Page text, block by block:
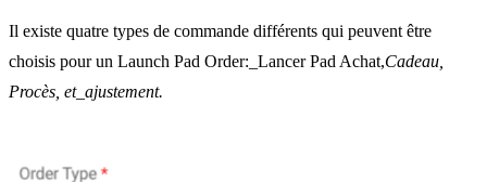
Il existe quatre types de commande différents qui peuvent être
choisis pour un Launch Pad Order:_Lancer Pad Achat,Cadeau,
Procès, et_ajustement.